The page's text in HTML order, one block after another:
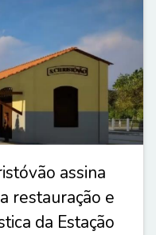
assina
restauração e
da Estação